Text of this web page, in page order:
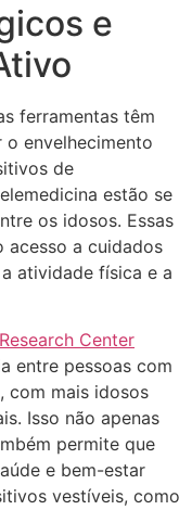
e
ferramentas têm
envelhecimento
de
estão se
os idosos. Essas
acesso a cuidados
atividade física e a
Center
entre pessoas com
com mais idosos
Isso não apenas
permite que
e bem-estar
vestíveis, como